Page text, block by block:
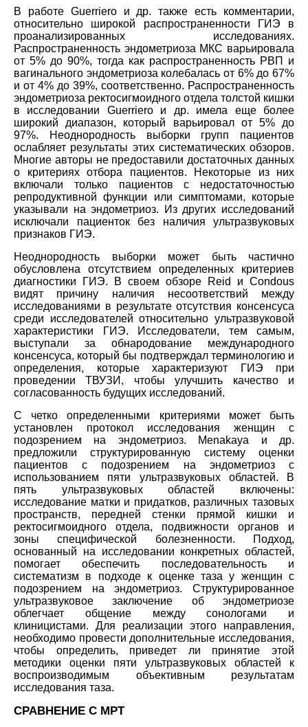
В работе Guerriero и др. также есть комментарии,
относительно широкой распространенности ГИЭ в
проанализированных исследованиях.
Распространенность эндометриоза МКС варьировала
от 5% до 90%, тогда как распространенность РВП и
вагинального эндометриоза колебалась от 6% до 67%
и от 4% до 39%, соответственно. Распространенность
эндометриоза ректосигмоидного отдела толстой кишки
в исследовании Guerriero и др. имела еще более
широкий диапазон, который варьировал от 5% до
97%. Неоднородность выборки групп пациентов
ослабляет результаты этих систематических обзоров.
Многие авторы не предоставили достаточных данных
о критериях отбора пациентов. Некоторые из них
включали только пациентов с недостаточностью
репродуктивной функции или симптомами, которые
указывали на эндометриоз. Из других исследований
исключали пациенток без наличия ультразвуковых
признаков ГИЭ.
Неоднородность выборки может быть частично
обусловлена отсутствием определенных критериев
диагностики ГИЭ. В своем обзоре Reid и Condous
видят причину наличия несоответствий между
исследованиями в результате отсутствия консенсуса
среди исследователей относительно ультразвуковой
характеристики ГИЭ. Исследователи, тем самым,
выступали за обнародование международного
консенсуса, который бы подтверждал терминологию и
определения, которые характеризуют ГИЭ при
проведении ТВУЗИ, чтобы улучшить качество и
согласованность будущих исследований.
С четко определенными критериями может быть
установлен протокол исследования женщин с
подозрением на эндометриоз. Menakaya и др.
предложили структурированную систему оценки
пациентов с подозрением на эндометриоз с
использованием пяти ультразвуковых областей. В
пять ультразвуковых областей включены:
исследование матки и придатков, различных тазовых
пространств, передней стенки прямой кишки и
ректосигмоидного отдела, подвижности органов и
зоны специфической болезненности. Подход,
основанный на исследовании конкретных областей,
помогает обеспечить последовательность и
систематизм в подходе к оценке таза у женщин с
подозрением на эндометриоз. Структурированное
ультразвуковое заключение об эндометриозе
облегчает общение между сонологами и
клиницистами. Для реализации этого направления,
необходимо провести дополнительные исследования,
чтобы определить, приведет ли принятие этой
методики оценки пяти ультразвуковых областей к
воспроизводимым объективным результатам
исследования таза.
СРАВНЕНИЕ С МРТ